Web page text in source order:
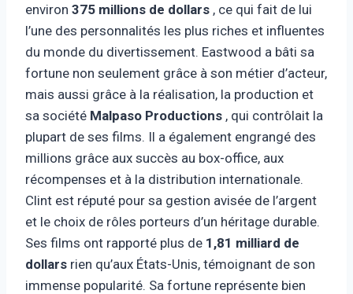
environ 375 millions de dollars , ce qui fait de lui
l’une des personnalités les plus riches et influentes
du monde du divertissement. Eastwood a bâti sa
fortune non seulement grâce à son métier d’acteur,
mais aussi grâce à la réalisation, la production et
sa société Malpaso Productions , qui contrôlait la
plupart de ses films. Il a également engrangé des
millions grâce aux succès au box-office, aux
récompenses et à la distribution internationale.
Clint est réputé pour sa gestion avisée de l’argent
et le choix de rôles porteurs d’un héritage durable.
Ses films ont rapporté plus de 1,81 milliard de
dollars rien qu’aux États-Unis, témoignant de son
immense popularité. Sa fortune représente bien